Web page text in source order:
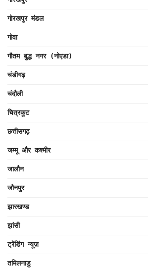
गोरखपुर मंडल
गोवा
गौतम बुद्ध नगर (नोएडा)
चंडीगढ़
चंदौली
चित्रकूट
छत्तीसगढ़
जम्मू और कश्मीर
जालौन
जौनपुर
झारखण्ड
झांसी
ट्रेंडिंग न्यूज़
तमिलनाडु